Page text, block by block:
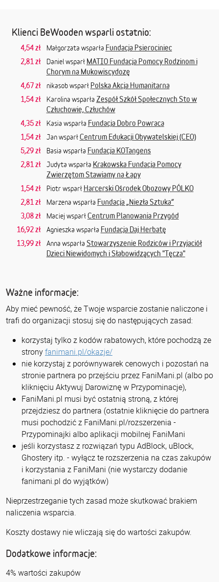
Klienci BeWooden wsparli ostatnio:
4,54 zł Małgorzata wsparła Fundacja Psierociniec
2,81 zł
Daniel wsparł MATIO Fundacja Pomocy Rodzinom i
Chorym na Mukowiscydozę
4,67 zł
nikasob wsparł Polska Akcja Humanitarna
1,54 zł
Karolina wsparła Zespół Szkół Społecznych Sto w
Człuchowie, Człuchów
4,35 zł
Kasia wsparła Fundacja Dobro Powraca
1,54 zł
Jan wsparłCentrum Edukacji Obywatelskiej (CEO)
5,29 zł
Basia wsparła Fundacja KOTangens
2,81 zł
Judyta wsparła Krakowska Fundacja Pomocy
Zwierzętom Stawiamy na Łapy
1,54 zł
Piotr wsparł Harcerski Ośrodek Obozowy PÓLKO
2,81 zł
Marzena wsparła Fundacja „Niezła Sztuka”
3,08 zł
Maciej wsparłCentrum Planowania Przygód
16,92 zł
Agnieszka wsparła Fundacja Daj Herbatę
13,99 zł
Anna wsparła Stowarzyszenie Rodziców i Przyjaciół
Dzieci Niewidomych i Słabowidzących "Tęcza"
Ważne informacje:
Aby mieć pewność, że Twoje wsparcie zostanie naliczone i
trafi do organizacji stosuj się do następujących zasad:
korzystaj tylko z kodów rabatowych, które pochodzą ze
stronyfanimani.pl/okazje/
nie korzystaj z porównywarek cenowych i pozostań na
stronie partnera po przejściu przez FaniMani.pl (albo po
kliknięciu Aktywuj Darowiznę w Przypominacje),
FaniMani.pl musi być ostatnią stroną, z której
przejdziesz do partnera (ostatnie kliknięcie do partnera
musi pochodzić z FaniMani.pl/rozszerzenia -
Przypominajki albo aplikacji mobilnej FaniMani
jeśli korzystasz z rozwiązań typu AdBlock, uBlock,
Ghostery itp. - wyłącz te rozszerzenia na czas zakupów
i korzystania z FaniMani (nie wystarczy dodanie
fanimani.pl do wyjątków)
Nieprzestrzeganie tych zasad może skutkować brakiem
naliczenia wsparcia.
Koszty dostawy nie wliczają się do wartości zakupów.
Dodatkowe informacje:
4% wartości zakupów